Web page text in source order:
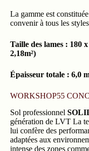
La gamme est
convenir à tous les
Taille des lames : 180
2,18m²)
Épaisseur totale : 6,0
WORKSHOP55
Sol professionnel
génération de LVT La
lui confère des
adaptées aux
intense des zones